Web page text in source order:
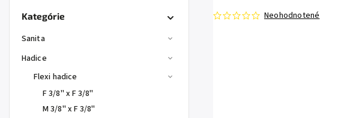
Kategórie
Sanita
Hadice
Flexi hadice
F 3/8" x F 3/8"
M 3/8" x F 3/8"
Neohodnotené